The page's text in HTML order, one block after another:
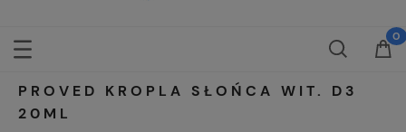
PROVED KROPLA SŁOŃCA WIT. D3
20ML